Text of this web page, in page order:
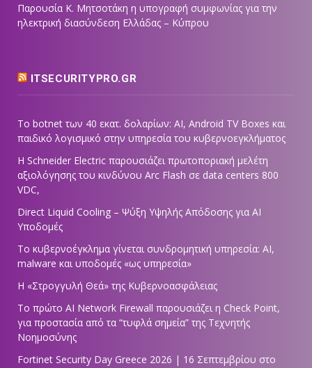
Παρουσία Κ. Μητσοτάκη η υπογραφή συμφωνίας για την
ηλεκτρική διασύνδεση Ελλάδας – Κύπρου
ITSECURITYPRO.GR
Το botnet των 40 εκατ. δολαρίων: AI, Android TV Boxes και
παιδικό λογισμικό στην υπηρεσία του κυβερνοεγκλήματος
Η Schneider Electric παρουσιάζει πρωτοποριακή μελέτη
αξιολόγησης του κινδύνου Arc Flash σε data centers 800
VDC,
Direct Liquid Cooling – Ψύξη Υψηλής Απόδοσης για AI
Υποδομές
Το κυβερνοέγκλημα γίνεται συνδρομητική υπηρεσία: AI,
malware και υποδομές «ως υπηρεσία»
Η «Στρογγυλή Θεά» της Κυβερνοασφάλειας
Tο πρώτο AI Network Firewall παρουσιάζει η Check Point,
για προστασία από τα “τυφλά σημεία” της Τεχνητής
Νοημοσύνης
Fortinet Security Day Greece 2026 | 16 Σεπτεμβρίου στο